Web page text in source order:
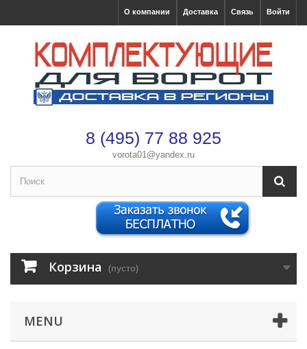
Войти
Связь
Доставка
О компании
8 (495) 77 88 925
vorota01@yandex.ru
Корзина (пусто)
MENU